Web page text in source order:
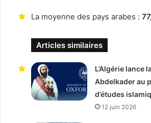
La moyenne des pays arabes :
Articles similaires
L’Algérie lance
Abdelkader au
d’études
12 juin 2026